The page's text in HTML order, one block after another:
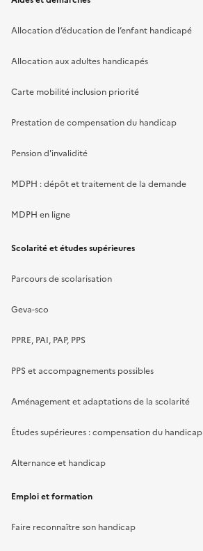
Allocation d’éducation de l’enfant handicapé
Allocation aux adultes handicapés
Carte mobilité inclusion priorité
Prestation de compensation du handicap
Pension d'invalidité
MDPH : dépôt et traitement de la demande
MDPH en ligne
Scolarité et études supérieures
Parcours de scolarisation
Geva-sco
PPRE, PAI, PAP, PPS
PPS et accompagnements possibles
Aménagement et adaptations de la scolarité
Études supérieures : compensation du handicap
Alternance et handicap
Emploi et formation
Faire reconnaître son handicap